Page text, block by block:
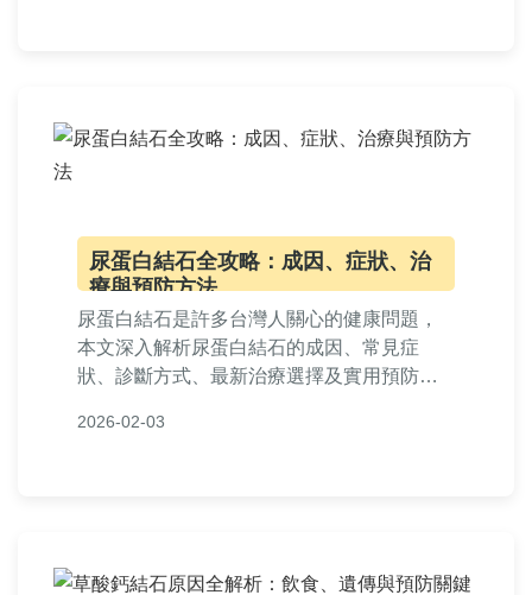
尿蛋白結石全攻略：成因、症狀、治
療與預防方法
尿蛋白結石是許多台灣人關心的健康問題，
本文深入解析尿蛋白結石的成因、常見症
狀、診斷方式、最新治療選擇及實用預防措
常見疑問，幫助您有效管理尿蛋白結石風
2026-02-03